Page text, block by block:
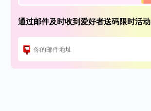
通过邮件及时收到爱好者送码限时活动